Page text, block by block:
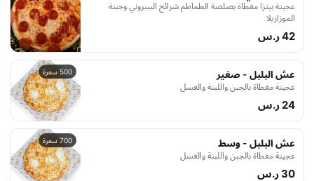
عجينة بيتزا مغطاة بصلصة الطماطم شرائح البيبروني وجبنة
الموزاريلا
42 ر.س
500 سعرة عش البلبل - صغير
عجينة مغطاة بالجبن واللبنة والعسل
24 ر.س
700 سعرة عش البلبل - وسط
عجينة مغطاة بالجبن واللبنة والعسل
30 ر.س